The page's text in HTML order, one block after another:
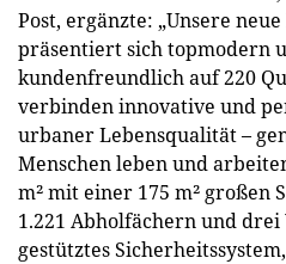
Post, ergänzte: „Unsere
präsentiert sich topmodern
kundenfreundlich auf 220
verbinden innovative und
urbaner Lebensqualität –
Menschen leben und
m² mit einer 175 m² großen
1.221 Abholfächern und
gestütztes